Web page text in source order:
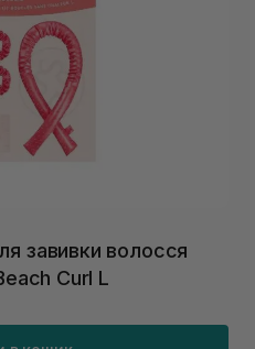
завивки волосся
Curl L